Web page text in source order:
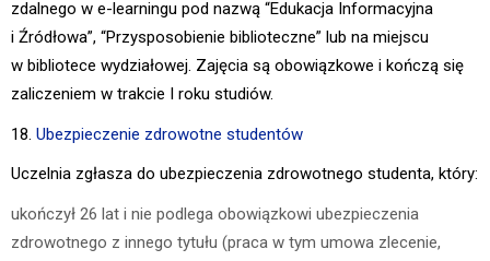
zdalnego w e-learningu pod nazwą “Edukacja Informacyjna
i Źródłowa”, “Przysposobienie biblioteczne” lub na miejscu
w bibliotece wydziałowej. Zajęcia są obowiązkowe i kończą się
zaliczeniem w trakcie I roku studiów.
18. Ubezpieczenie zdrowotne studentów
Uczelnia zgłasza do ubezpieczenia zdrowotnego studenta, który:
ukończył 26 lat i nie podlega obowiązkowi ubezpieczenia
zdrowotnego z innego tytułu (praca w tym umowa zlecenie,